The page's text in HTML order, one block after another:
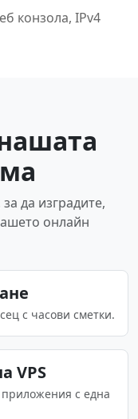
конзола, IPv4
да изградите,
онлайн
с часови сметки.
VPS
с една